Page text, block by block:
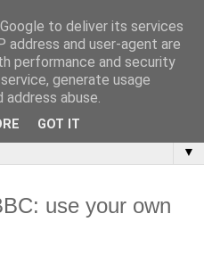
europäischen Recht der
und -dienste
▼
use your own
to deliver its services
address and user-agent are
performance and security
generate usage
abuse.
GOT IT